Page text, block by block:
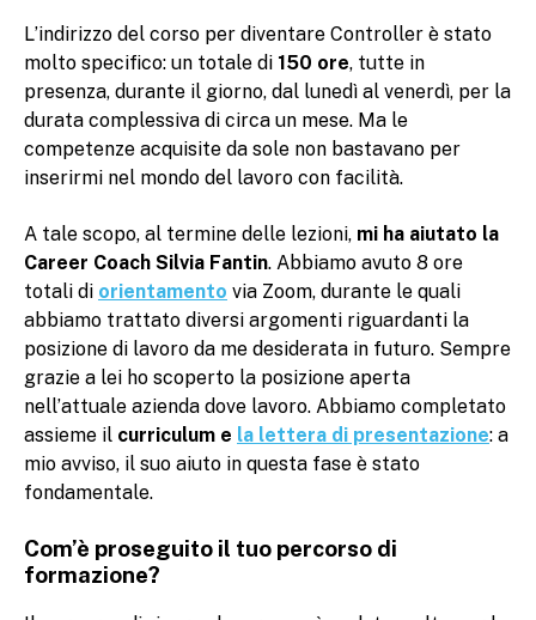
L’indirizzo del corso per diventare Controller è stato
molto specifico: un totale di 150 ore, tutte in
presenza, durante il giorno, dal lunedì al venerdì, per la
durata complessiva di circa un mese. Ma le
competenze acquisite da sole non bastavano per
inserirmi nel mondo del lavoro con facilità.
A tale scopo, al termine delle lezioni, mi ha aiutato la
Career Coach Silvia Fantin. Abbiamo avuto 8 ore
totali di orientamento via Zoom, durante le quali
abbiamo trattato diversi argomenti riguardanti la
posizione di lavoro da me desiderata in futuro. Sempre
grazie a lei ho scoperto la posizione aperta
nell’attuale azienda dove lavoro. Abbiamo completato
assieme il curriculum e la lettera di presentazione: a
mio avviso, il suo aiuto in questa fase è stato
fondamentale.
Com’è proseguito il tuo percorso di
formazione?